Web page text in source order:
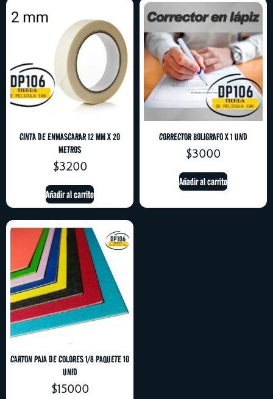
CINTA DE ENMASCARAR 12 MM X 20
METROS
$3200
Añadir al carrito
CORRECTOR BOLIGRAFO X 1 UND
$3000
Añadir al carrito
CARTON PAJA DE COLORES 1/8 PAQUETE 10
UNID
$15000